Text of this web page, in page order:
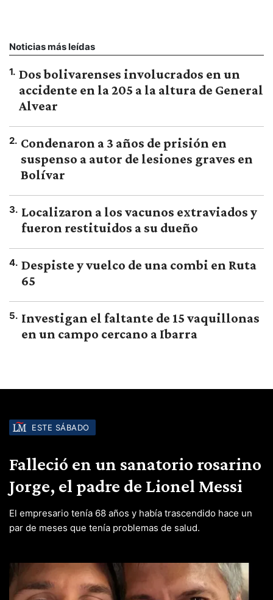
Noticias más leídas
1. Dos bolivarenses involucrados en un
accidente en la 205 a la altura de General
Alvear
2. Condenaron a 3 años de prisión en
suspenso a autor de lesiones graves en
Bolívar
3. Localizaron a los vacunos extraviados y
fueron restituidos a su dueño
4. Despiste y vuelco de una combi en Ruta
65
5. Investigan el faltante de 15 vaquillonas
en un campo cercano a Ibarra
ESTE SÁBADO
Falleció en un sanatorio rosarino
Jorge, el padre de Lionel Messi
El empresario tenía 68 años y había trascendido hace un
par de meses que tenía problemas de salud.